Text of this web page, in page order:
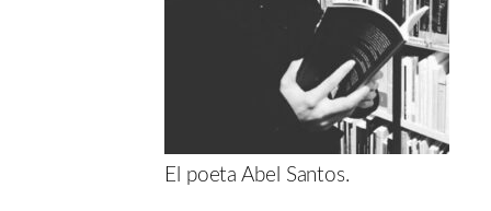
El poeta Abel Santos.